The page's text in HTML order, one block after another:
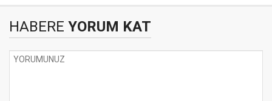
HABERE YORUM KAT